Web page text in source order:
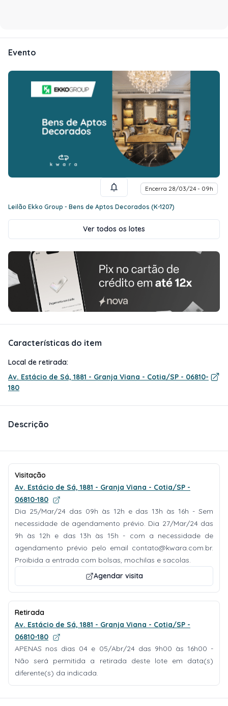
Evento
Encerra 28/03/24 - 09h
Leilão Ekko Group - Bens de Aptos Decorados (K-1207)
Ver todos os lotes
Características do item
Local de retirada:
Av. Estácio de Sá, 1881 - Granja Viana - Cotia/SP - 06810-
180
Descrição
Visitação
Av. Estácio de Sá, 1881 - Granja Viana - Cotia/SP -
06810-180
Dia 25/Mar/24 das 09h às 12h e das 13h às 16h - Sem
necessidade de agendamento prévio. Dia 27/Mar/24 das
9h às 12h e das 13h às 15h - com a necessidade de
agendamento prévio pelo email contato@kwara.com.br.
Proibida a entrada com bolsas, mochilas e sacolas.
Agendar visita
Retirada
Av. Estácio de Sá, 1881 - Granja Viana - Cotia/SP -
06810-180
APENAS nos dias 04 e 05/Abr/24 das 9h00 às 16h00 -
Não será permitida a retirada deste lote em data(s)
diferente(s) da indicada.